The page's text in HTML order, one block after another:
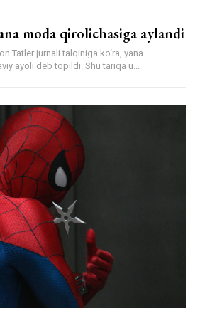
moda qirolichasiga aylandi
Tatler jurnali talqiniga ko‘ra, yana
ayoli deb topildi. Shu tariqa u...